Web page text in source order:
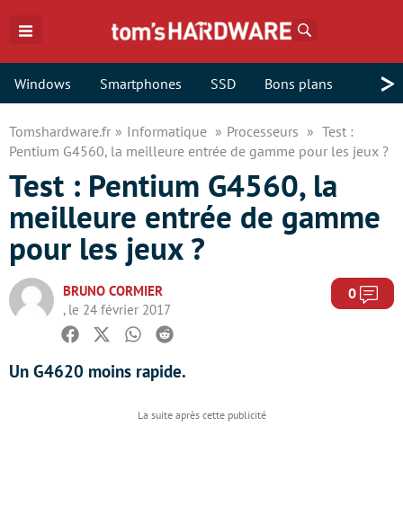
Windows Smartphones SSD Bons plans >
Tomshardware.fr Informatique Processeurs
Test :
Pentium G4560, la meilleure entrée de gamme pour les jeux ?
Test : Pentium G4560, la
meilleure entrée de gamme
pour les jeux ?
BRUNO CORMIER
, le 24 février 2017
0
Facebook
TwitterWhatsapp
Reddit
Un G4620 moins rapide.